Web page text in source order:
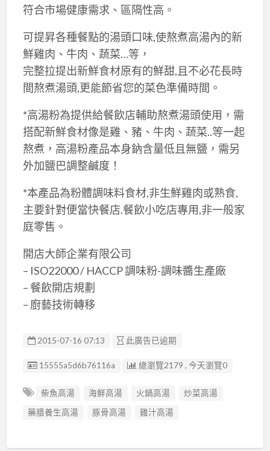
符合市場健康需求、區隔性高。
可提昇各種餐點的湯頭口味,使熬煮高湯內的新
鮮雞肉、牛肉、蔬菜…等，
完整拉提出新鮮食材原有的鮮甜,且不必花長時
間熬煮湯頭,更能節省您的菜色準備時間。
*高湯粉為提供給餐飲店輔助熬煮湯頭使用，需
搭配新鮮食材像是雞、豬、牛肉、蔬菜..等一起
熬煮，高湯粉產品本身鈉含量低且無鹽，需另
外加鹽巴調整鹹度！
*本產品為粉體調味料食材,非生鮮雞肉或熟食,
主要針對便當快餐店.餐飲小吃店專用,非一般家
庭零售。
開店大師企業有限公司
– ISO22000 / HACCP 調味粉-調味醬生產廠
– 餐飲開店規劃
– 廚藝技術轉移
2015-07-16 07:13 此廣告已逾期
廣告编號
15555a5d6b76116a 總瀏覽2179 , 今天瀏覽0
柴魚高湯 海鮮高湯 火鍋高湯
炒菜高湯
藥膳養生高湯
豚骨高湯 雞汁高湯